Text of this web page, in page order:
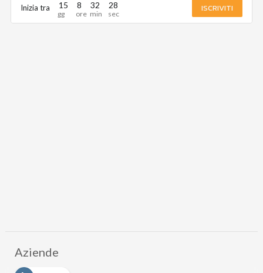
Inizia tra 15 8 32 28 ISCRIVITI
Aziende